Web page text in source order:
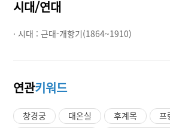
시대/연대
· 시대 :근대-개항기(1864~1910)
연관키워드
창경궁 대온실 후계목
프